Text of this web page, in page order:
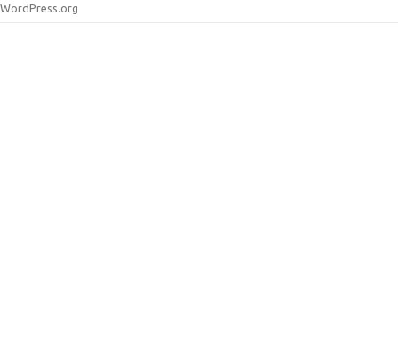
WordPress.org